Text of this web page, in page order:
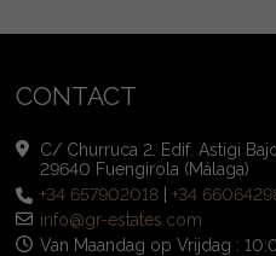
CONTACT
C/ Churruca 2. Edif. Astigi
29640 Fuengirola (Málaga)
+34 657902018 |+34
info@gr-estates.com
Van Maandag op Vrijdag :